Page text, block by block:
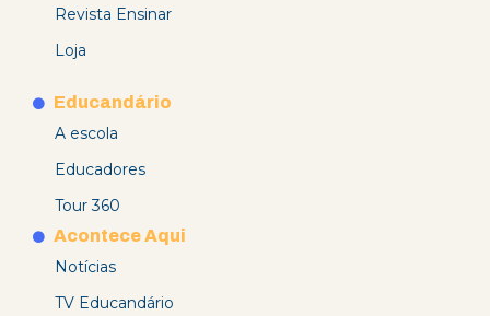
Revista Ensinar
Loja
Educandário
A escola
Educadores
Tour 360
Acontece Aqui
Notícias
TV Educandário